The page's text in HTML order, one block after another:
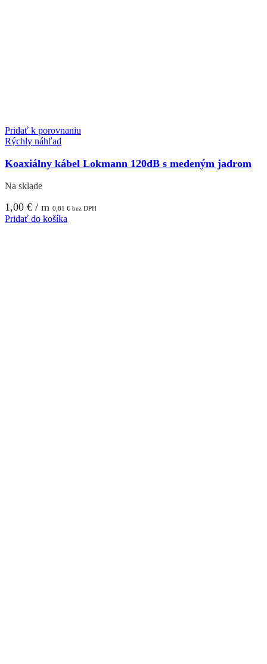
Pridať k porovnaniu
Rýchly náhľad
Koaxiálny kábel Lokmann 120dB s medeným jadrom
Na sklade
1,00 € / m 0,81 € bez DPH
Pridať do košíka